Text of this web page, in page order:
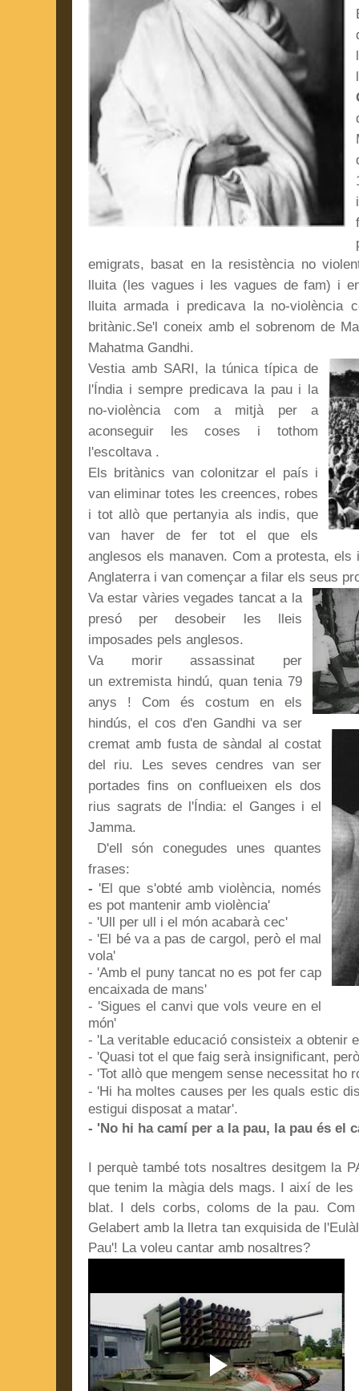
emigrats, basat en la resistència no
lluita (les vagues i les vagues de fam) i
lluita armada i predicava la no-violència
britànic.Se'l coneix amb el sobrenom de
Mahatma Gandhi.
Vestia amb SARI, la túnica típica de
l'Índia i sempre predicava la pau i la
no-violència com a mitjà per a
aconseguir les coses i tothom
l'escoltava .
Els britànics van colonitzar el país i
van eliminar totes les creences, robes
i tot allò que pertanyia als indis, que
van haver de fer tot el que els
anglesos els manaven. Com a protesta, els
Anglaterra i van començar a filar els seus
Va estar vàries vegades tancat a la
presó per desobeir les lleis
imposades pels anglesos.
Va morir assassinat per
un extremista hindú, quan tenia 79
anys ! Com és costum en els
hindús, el cos d'en Gandhi va ser
cremat amb fusta de sàndal al costat
del riu. Les seves cendres van ser
portades fins on conflueixen els dos
rius sagrats de l'Índia: el Ganges i el
Jamma.
D'ell són conegudes unes quantes
frases:
- 'El que s'obté amb violència, només
es pot mantenir amb violència'
- 'Ull per ull i el món acabarà cec'
- 'El bé va a pas de cargol, però el mal
vola'
- 'Amb el puny tancat no es pot fer cap
encaixada de mans'
- 'Sigues el canvi que vols veure en el
món'
- 'La veritable educació consisteix a obtenir
- 'Quasi tot el que faig serà insignificant,
- 'Tot allò que mengem sense necessitat ho
- 'Hi ha moltes causes per les quals estic
estigui disposat a matar'.
- 'No hi ha camí per a la pau, la pau és el
I perquè també tots nosaltres desitgem la
que tenim la màgia dels mags. I així de
blat. I dels corbs, coloms de la pau.
Gelabert amb la lletra tan exquisida de
Pau'! La voleu cantar amb nosaltres?